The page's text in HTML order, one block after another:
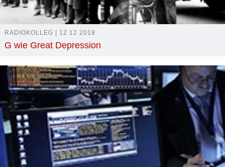
RADIOKOLLEG | 12 12 2018
G wie Great Depression